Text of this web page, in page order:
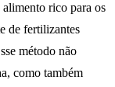
alimento rico para os
de fertilizantes
método não
como também